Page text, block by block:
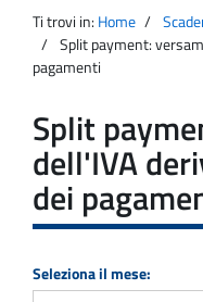
Agenzia
Entrate
principale
Ti trovi in: Home
Split payment:
pagamenti
Split
dell'IVA
dei
Seleziona il mese: